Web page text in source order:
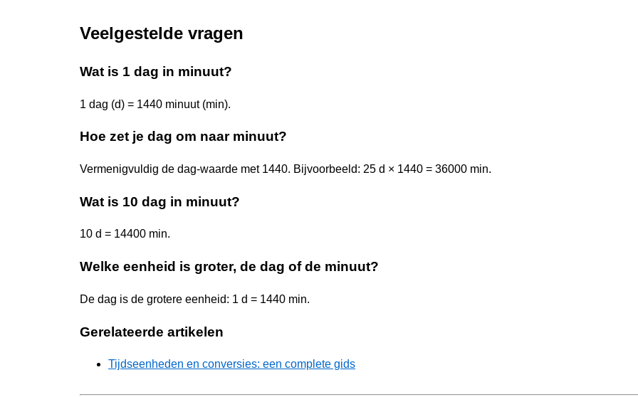
Veelgestelde vragen
Wat is 1 dag in minuut?
1 dag (d) = 1440 minuut (min).
Hoe zet je dag om naar minuut?
Vermenigvuldig de dag-waarde met 1440. Bijvoorbeeld: 25 d × 1440 = 36000 min.
Wat is 10 dag in minuut?
10 d = 14400 min.
Welke eenheid is groter, de dag of de minuut?
De dag is de grotere eenheid: 1 d = 1440 min.
Gerelateerde artikelen
Tijdseenheden en conversies: een complete gids